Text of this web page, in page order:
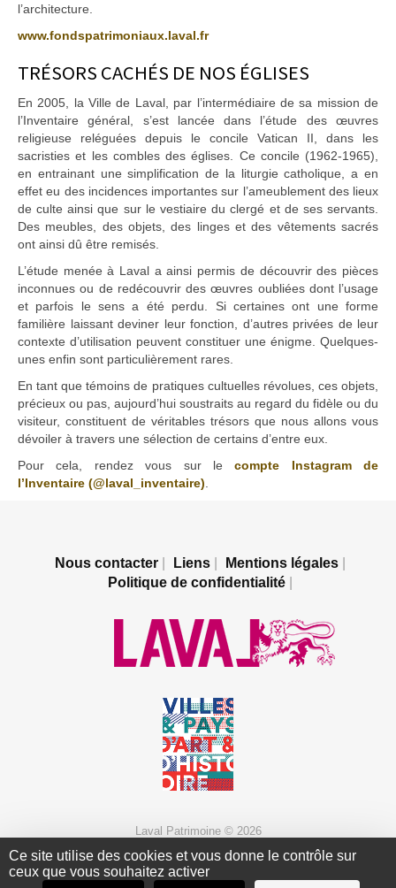
Ce site utilise des cookies et vous donne le contrôle sur
ceux que vous souhaitez activer
l’architecture.
www.fondspatrimoniaux.laval.fr
TRÉSORS CACHÉS DE NOS ÉGLISES
En 2005, la Ville de Laval, par l’intermédiaire de sa mission de
l’Inventaire général, s’est lancée dans l’étude des œuvres
religieuse reléguées depuis le concile Vatican II, dans les
sacristies et les combles des églises. Ce concile (1962-1965),
en entrainant une simplification de la liturgie catholique, a en
effet eu des incidences importantes sur l’ameublement des lieux
de culte ainsi que sur le vestiaire du clergé et de ses servants.
Des meubles, des objets, des linges et des vêtements sacrés
ont ainsi dû être remisés.
L’étude menée à Laval a ainsi permis de découvrir des pièces
inconnues ou de redécouvrir des œuvres oubliées dont l’usage
et parfois le sens a été perdu. Si certaines ont une forme
familière laissant deviner leur fonction, d’autres privées de leur
contexte d’utilisation peuvent constituer une énigme. Quelques-
unes enfin sont particulièrement rares.
En tant que témoins de pratiques cultuelles révolues, ces objets,
précieux ou pas, aujourd’hui soustraits au regard du fidèle ou du
visiteur, constituent de véritables trésors que nous allons vous
dévoiler à travers une sélection de certains d’entre eux.
Pour cela, rendez vous sur lecompte Instagram de
l’Inventaire (@laval_inventaire)
Nous contacter Liens
Mentions légales
Politique de confidentialité
Laval Patrimoine © 2026